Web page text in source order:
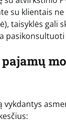
su klientais ne
taisyklės gali
vykdantys